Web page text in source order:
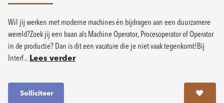
Wil jij werken met moderne machines én bijdragen aan een duurzamere
wereld?Zoek jij een baan als Machine Operator, Procesoperator of Operator
in de productie? Dan is dit een vacature die je niet vaak tegenkomt!Bij
Interf... Lees verder
Solliciteer